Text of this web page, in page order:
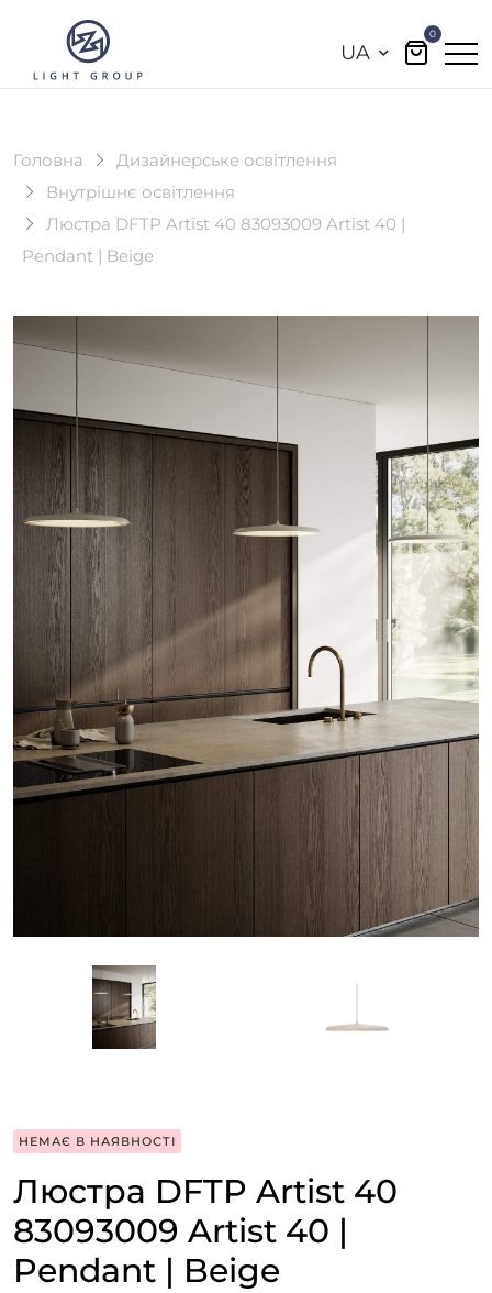
UA
0
Головна
Дизайнерське освітлення
Внутрішнє освітлення
Люстра DFTP Artist 40 83093009 Artist 40 |
Pendant | Beige
НЕМАЄ В НАЯВНОСТІ
Люстра DFTP Artist 40
83093009 Artist 40 |
Pendant | Beige